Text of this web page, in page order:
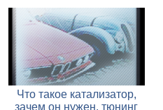
Что такое катализатор,
зачем он нужен, тюнинг